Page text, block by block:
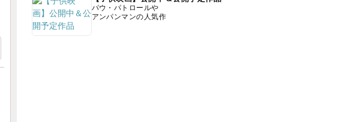
パウ・パトロールや
アンパンマンの人気作